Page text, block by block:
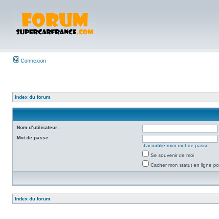
Connexion
Index du forum
Nom d’utilisateur:
Mot de passe:
J’ai oublié mon mot de passe
Se souvenir de moi
Cacher mon statut en ligne
Index du forum